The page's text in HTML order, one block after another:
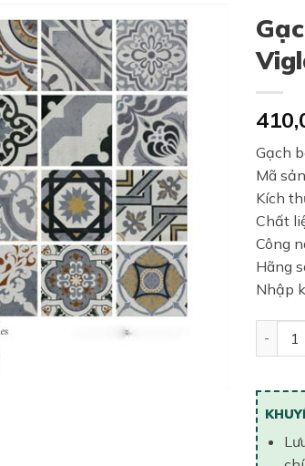
Gạch
Mã
Kích
Chất
Công
Hãng
Nhập